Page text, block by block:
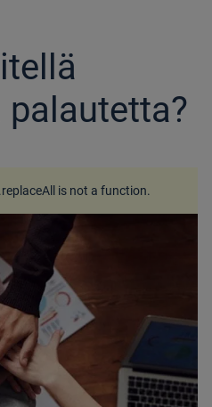
palautetta?
is not a function.